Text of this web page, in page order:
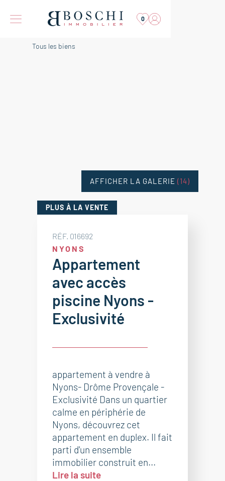
0
Tous les biens
PLUS À LA VENTE
RÉF. 016692
NYONS
Appartement
avec accès
piscine Nyons -
Exclusivité
appartement à vendre à
Nyons- Drôme Provençale -
Exclusivité Dans un quartier
calme en périphérie de
Nyons, découvrez cet
appartement en duplex. Il fait
parti d'un ensemble
immobilier construit en...
Lire la suite
AFFICHER LA GALERIE (14)